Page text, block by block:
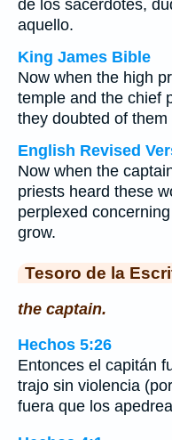
de los sacerdotes,
aquello.
King James Bible
Now when the high
temple and the chief
they doubted of
English Revised
Now when the
priests heard these
perplexed
grow.
Tesoro de la
the captain.
Hechos 5:26
Entonces el capitán
trajo sin violencia
fuera que los